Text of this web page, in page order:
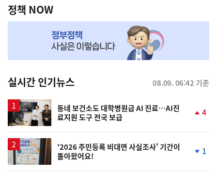
책
NOW,
뉴
스
정책 NOW
실시간 인기뉴스 08.09. 06:42 기준
동네 보건소도 대학병원급 AI 진료…AI진
료지원 도구 전국 보급
계
4
'2026 주민등록 비대면 사실조사' 기간이
돌아왔어요!
계
1